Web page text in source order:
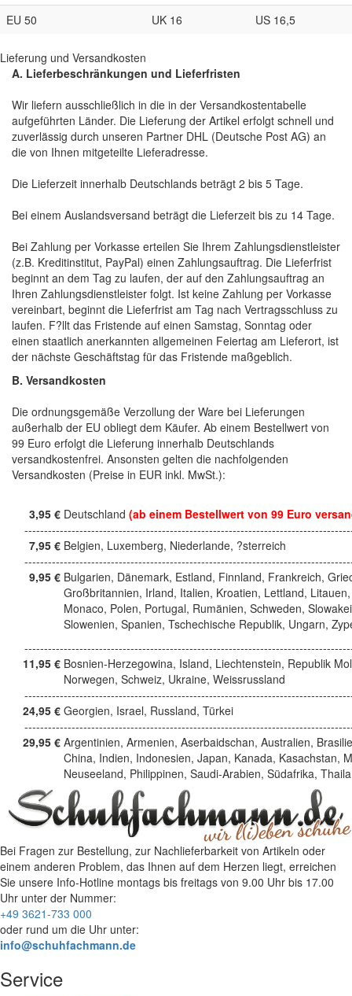
EU 50
UK 16 US 16,5
Lieferung und Versandkosten
A. Lieferbeschränkungen und Lieferfristen
Wir liefern ausschließlich in die in der Versandkostentabelle
aufgeführten Länder. Die Lieferung der Artikel erfolgt schnell und
zuverlässig durch unseren Partner DHL (Deutsche Post AG) an
die von Ihnen mitgeteilte Lieferadresse.
Die Lieferzeit innerhalb Deutschlands beträgt 2 bis 5 Tage.
Bei einem Auslandsversand beträgt die Lieferzeit bis zu 14 Tage.
Bei Zahlung per Vorkasse erteilen Sie Ihrem Zahlungsdienstleister
(z.B. Kreditinstitut, PayPal) einen Zahlungsauftrag. Die Lieferfrist
beginnt an dem Tag zu laufen, der auf den Zahlungsauftrag an
Ihren Zahlungsdienstleister folgt. Ist keine Zahlung per Vorkasse
vereinbart, beginnt die Lieferfrist am Tag nach Vertragsschluss zu
laufen. F?llt das Fristende auf einen Samstag, Sonntag oder
einen staatlich anerkannten allgemeinen Feiertag am Lieferort, ist
der nächste Geschäftstag für das Fristende maßgeblich.
B. Versandkosten
Die ordnungsgemäße Verzollung der Ware bei Lieferungen
außerhalb der EU obliegt dem Käufer. Ab einem Bestellwert von
99 Euro erfolgt die Lieferung innerhalb Deutschlands
versandkostenfrei. Ansonsten gelten die nachfolgenden
Versandkosten (Preise in EUR inkl. MwSt.):
3,95 € Deutschland (ab einem Bestellwert von 99 Euro
7,95 € Belgien, Luxemberg, Niederlande, ?sterreich
9,95 € Bulgarien, Dänemark, Estland, Finnland, Frankreich,
Großbritannien, Irland, Italien, Kroatien, Lettland, Litauen,
Monaco, Polen, Portugal, Rumänien, Schweden,
Slowenien, Spanien, Tschechische Republik, Ungarn,
11,95 € Bosnien-Herzegowina, Island, Liechtenstein, Republik
Norwegen, Schweiz, Ukraine, Weissrussland
24,95 € Georgien, Israel, Russland, Türkei
29,95 € Argentinien, Armenien, Aserbaidschan, Australien,
China, Indien, Indonesien, Japan, Kanada, Kasachstan,
Neuseeland, Philippinen, Saudi-Arabien, Südafrika,
Bei Fragen zur Bestellung, zur Nachlieferbarkeit von Artikeln oder
einem anderen Problem, das Ihnen auf dem Herzen liegt, erreichen
Sie unsere Info-Hotline montags bis freitags von 9.00 Uhr bis 17.00
Uhr unter der Nummer:
+49 3621-733 000
oder rund um die Uhr unter:
info@schuhfachmann.de
Service